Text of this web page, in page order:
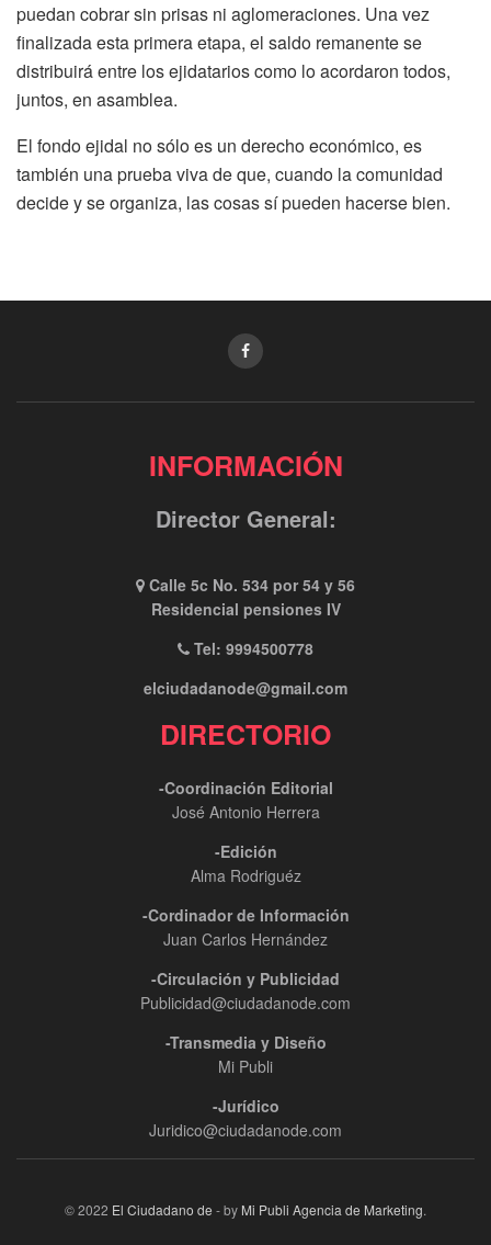
puedan cobrar sin prisas ni aglomeraciones. Una vez
finalizada esta primera etapa, el saldo remanente se
distribuirá entre los ejidatarios como lo acordaron todos,
juntos, en asamblea.
El fondo ejidal no sólo es un derecho económico, es
también una prueba viva de que, cuando la comunidad
decide y se organiza, las cosas sí pueden hacerse bien.
INFORMACIÓN
Director General:
Calle 5c No. 534 por 54 y 56
Residencial pensiones IV
Tel: 9994500778
elciudadanode@gmail.com
DIRECTORIO
-Coordinación Editorial
José Antonio Herrera
-Edición
Alma Rodriguéz
-Cordinador de Información
Juan Carlos Hernández
-Circulación y Publicidad
Publicidad@ciudadanode.com
-Transmedia y Diseño
Mi Publi
-Jurídico
Juridico@ciudadanode.com
© 2022 El Ciudadano de - by Mi Publi Agencia de Marketing.